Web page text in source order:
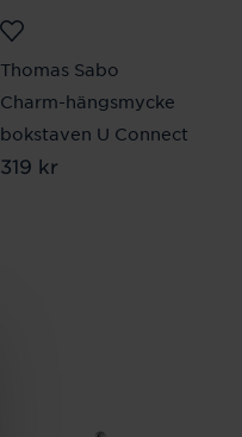
Thomas Sabo
Charm-hängsmycke
bokstaven U Connect
Pris :319 kr
319 kr